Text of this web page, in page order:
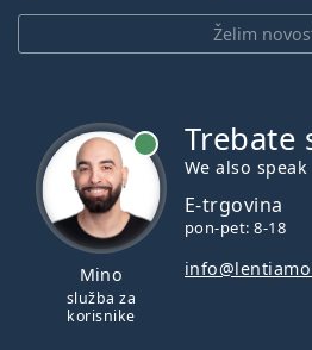
Želim
Mino
služba za
korisnike
Trebate
We also
E-trgovina
pon-pet: 8-18